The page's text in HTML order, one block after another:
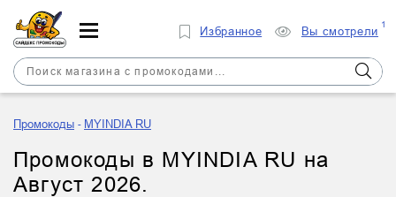
Промокоды MYINDIA RU
Промокоды в MYINDIA RU на
Август 2026.
Избранное Вы смотрели
1